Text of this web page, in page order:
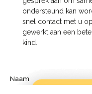
ondersteund kan
snel contact met u
gewerkt aan een
kind.
Naam